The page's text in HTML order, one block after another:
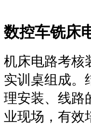
数控车铣床
机床电路考核
实训桌组成。
理安装、线路
业现场，有效